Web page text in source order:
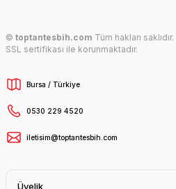
© toptantesbih.com Tüm hakları
SSL sertifikası ile korunmaktadır.
Bursa / Türkiye
0530 229 4520
iletisim@toptantesbih.com
Üyelik